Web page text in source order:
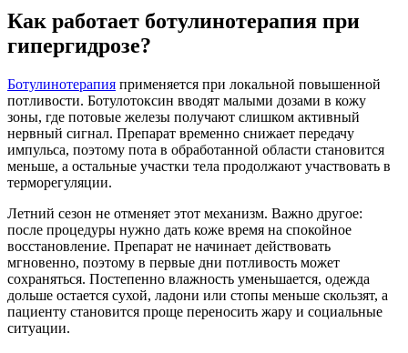
Как работает ботулинотерапия при
гипергидрозе?
Ботулинотерапия применяется при локальной повышенной
потливости. Ботулотоксин вводят малыми дозами в кожу
зоны, где потовые железы получают слишком активный
нервный сигнал. Препарат временно снижает передачу
импульса, поэтому пота в обработанной области становится
меньше, а остальные участки тела продолжают участвовать в
терморегуляции.
Летний сезон не отменяет этот механизм. Важно другое:
после процедуры нужно дать коже время на спокойное
восстановление. Препарат не начинает действовать
мгновенно, поэтому в первые дни потливость может
сохраняться. Постепенно влажность уменьшается, одежда
дольше остается сухой, ладони или стопы меньше скользят, а
пациенту становится проще переносить жару и социальные
ситуации.